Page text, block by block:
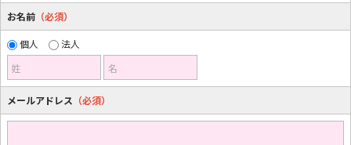
お名前 （必須）
個人
法人
姓
名
メールアドレス （必須）